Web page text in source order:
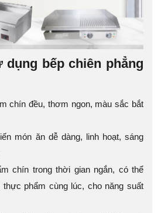
bếp chiên phẳng
chín đều, thơm ngon, màu sắc bắt
món ăn dễ dàng, linh hoạt, sáng
chín trong thời gian ngắn, có thể
thực phẩm cùng lúc, cho năng suất